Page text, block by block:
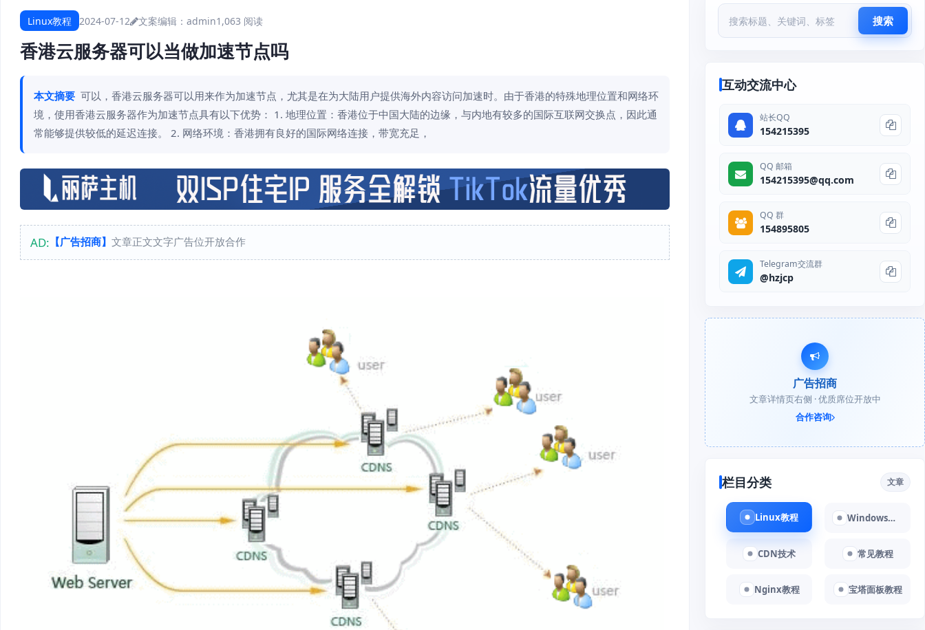
Linux教程 2024-07-12 文案编辑：admin1,063 阅读
香港云服务器可以当做加速节点吗
本文摘要 可以，香港云服务器可以用来作为加速节点，尤其是在为大陆用户提供海外内容访问加速时。由于香港的特殊地理位置和网络环
境，使用香港云服务器作为加速节点具有以下优势： 1. 地理位置：香港位于中国大陆的边缘，与内地有较多的国际互联网交换点，因此通
常能够提供较低的延迟连接。 2. 网络环境：香港拥有良好的国际网络连接，带宽充足，
AD: 【广告招商】 文章正文文字广告位开放合作
搜索
互动交流中心
站长QQ
154215395
QQ 邮箱
154215395@qq.com
QQ 群
154895805
Telegram交流群
@hzjcp
广告招商
文章详情页右侧 · 优质席位开放中
合作咨询
栏目分类 文章
Linux教程 Windows教程
CDN技术 常见教程
Nginx教程 宝塔面板教程